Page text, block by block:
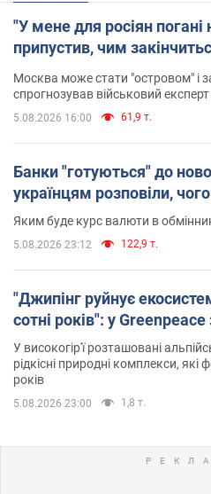
"У мене для росіян
припустив, чим
Москва може стати "островом" і
спрогнозував військовий експерт
5.08.2026 16:00 61,9 т.
Банки "готуються" до
українцям розповіли,
Яким буде курс валюти в
5.08.2026 23:12 122,9 т.
"Джипінг руйнує
сотні років": у
У високогір'ї розташовані
рідкісні природні комплекси,
років
5.08.2026 23:00 1,8 т.